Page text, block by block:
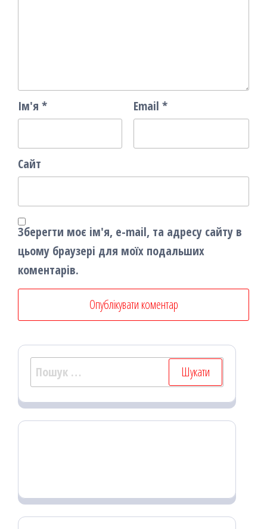
Ім'я * Email *
Сайт
Зберегти моє ім'я, e-mail, та адресу сайту в
цьому браузері для моїх подальших
коментарів.
Пошук: